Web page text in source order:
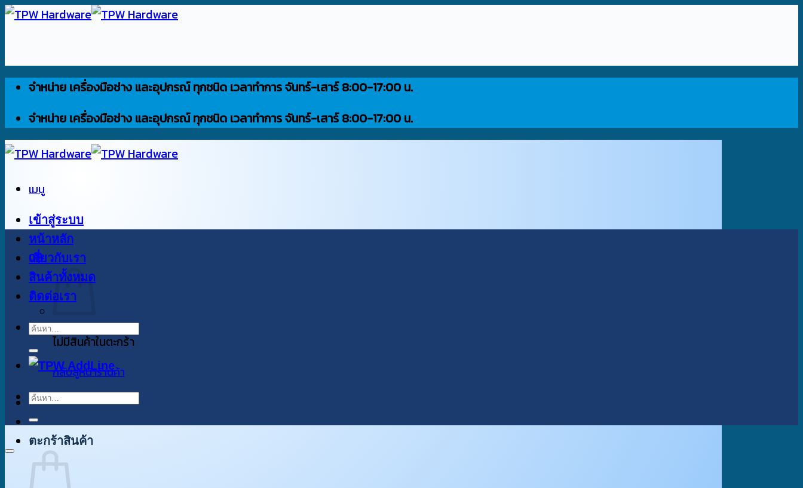
ข้าม
เนื้อหา
จำหน่าย เครื่องมือช่าง และอุปกรณ์ ทุกชนิด เวลาทำการ จันทร์-เสาร์ 8:00-17:00 น.
จำหน่าย เครื่องมือช่าง และอุปกรณ์ ทุกชนิด เวลาทำการ จันทร์-เสาร์ 8:00-17:00 น.
เมนู
เข้าสู่ระบบ
0฿
ไม่มีสินค้าในตะกร้า
กลับสู่หน้าร้านค้า
ตะกร้าสินค้า
หน้าหลัก
เกี่ยวกับเรา
สินค้าทั้งหมด
ติดต่อเรา
ค้นหา:
ค้นหา: